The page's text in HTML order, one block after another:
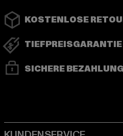
KOSTENLOSE
TIEFPREISGARANTIE
SICHERE BEZAHLUNG